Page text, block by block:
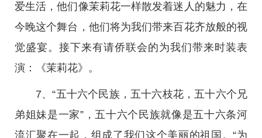
爱生活，他们像茉莉花一样散发着迷人的魅力，在
今晚这个舞台，他们将为我们带来百花齐放般的视
觉盛宴。接下来有请侨联会的为我们带来时装表
演：《茉莉花》。
7、“五十六个民族，五十六枝花，五十六个兄
弟姐妹是一家”，五十六个民族就像是五十六条河
流汇聚在一起，组成了我们这个美丽的祖国。“为